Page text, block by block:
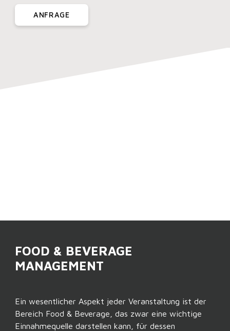
ANFRAGE
FOOD & BEVERAGE
MANAGEMENT
Ein wesentlicher Aspekt jeder Veranstaltung ist der
Bereich Food & Beverage, das zwar eine wichtige
Einnahmequelle darstellen kann, für dessen